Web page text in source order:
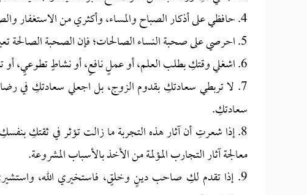
4. حافظي على أذكار الصباح والمساء، وأكثري من الاستغفار والصلاة على النبي ﷺ.
5. احرصي على صحبة النساء الصالحات؛ فإن الصحبة الصالحة تعين على الثبات، وتسد كثيرًا من أبواب الضعف.
6. اشغلي وقتكِ بطلب العلم، أو عملٍ نافعٍ، أو نشاطٍ تطوعيٍ، أو تعلم مهارةٍ جديدةٍ؛ فإن الفراغ من أعظم مداخل الشيطان.
7. لا تربطي سعادتكِ بقدوم الزوج، بل اجعلي سعادتكِ في رضا
سعادتكِ.
8. إذا شعرتِ أن آثار هذه التجربة ما زالت تؤثر في ثقتكِ
معالجة آثار التجارب المؤلمة من الأخذ بالأسباب المشروعة.
9. إذا تقدم لكِ صاحب دينٍ وخلقٍ، فاستخيري الله،